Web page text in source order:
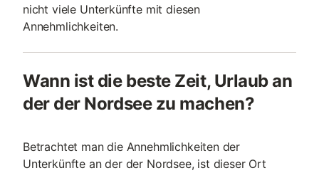
nicht viele Unterkünfte mit diesen
Annehmlichkeiten.
Wann ist die beste Zeit, Urlaub an
der der Nordsee zu machen?
Betrachtet man die Annehmlichkeiten der
Unterkünfte an der der Nordsee, ist dieser Ort